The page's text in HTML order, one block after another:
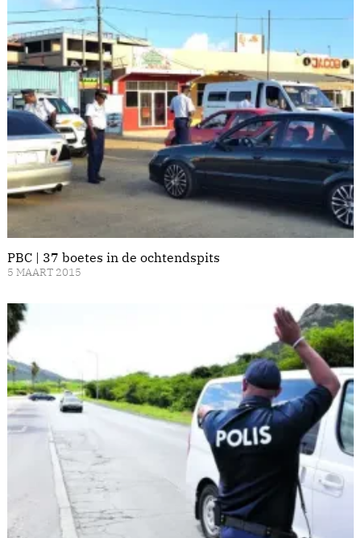
PBC | 37 boetes in de ochtendspits
5 MAART 2015